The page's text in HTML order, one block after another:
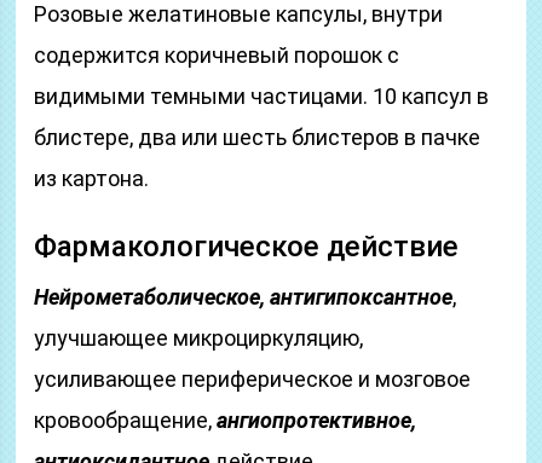
Розовые желатиновые капсулы, внутри
содержится коричневый порошок с
видимыми темными частицами. 10 капсул в
блистере, два или шесть блистеров в пачке
из картона.
Фармакологическое действие
Нейрометаболическое, антигипоксантное,
улучшающее микроциркуляцию,
усиливающее периферическое и мозговое
кровообращение,ангиопротективное,